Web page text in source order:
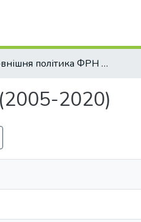
Зовнішня політика ФРН в еру "пост-правди" (2005-2020)
2020)